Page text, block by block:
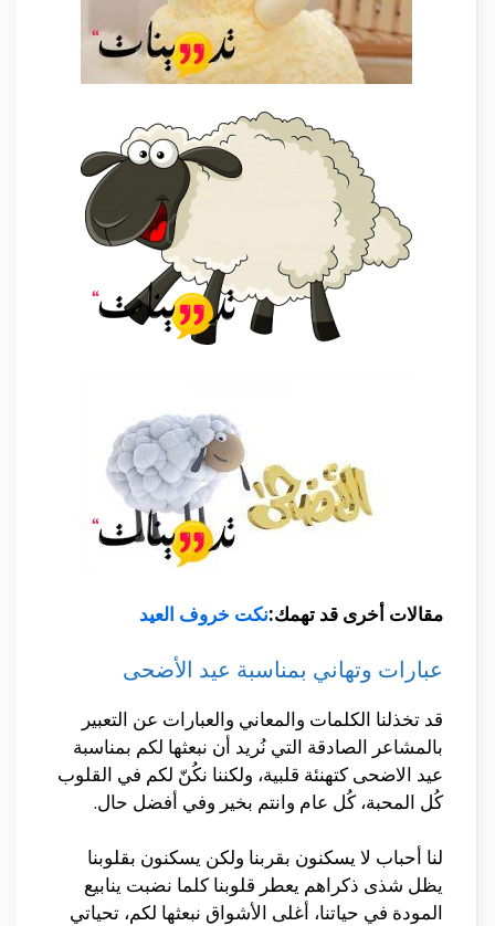
مقالات أخرى قد تهمك:نكت خروف العيد
عبارات وتهاني بمناسبة عيد الأضحى
قد تخذلنا الكلمات والمعاني والعبارات عن التعبير
بالمشاعر الصادقة التي نُريد أن نبعثها لكم بمناسبة
عيد الاضحى كتهنئة قلبية، ولكننا نكُنّ لكم في القلوب
كُل المحبة، كُل عام وانتم بخير وفي أفضل حال.
لنا أحباب لا يسكنون بقربنا ولكن يسكنون بقلوبنا
يظل شذى ذكراهم يعطر قلوبنا كلما نضبت ينابيع
المودة في حياتنا، أغلى الأشواق نبعثها لكم، تحياتي